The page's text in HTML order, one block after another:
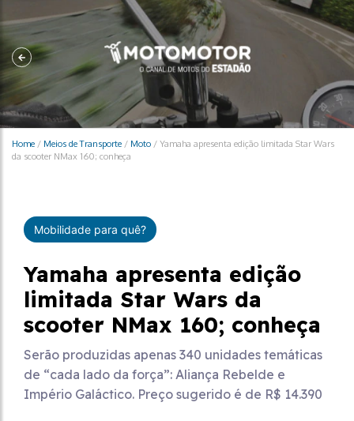
Home / Meios de Transporte / Moto / Yamaha apresenta edição limitada Star Wars
da scooter NMax 160; conheça
Mobilidade para quê?
Yamaha apresenta edição
limitada Star Wars da
scooter NMax 160; conheça
Serão produzidas apenas 340 unidades temáticas
de “cada lado da força”: Aliança Rebelde e
Império Galáctico. Preço sugerido é de R$ 14.390